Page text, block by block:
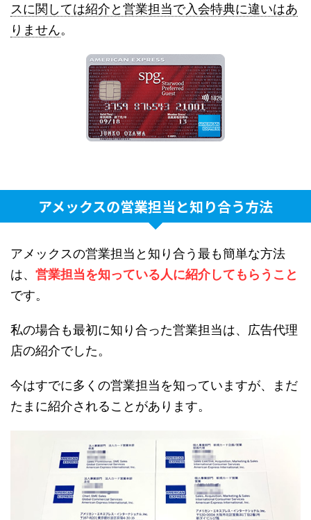
スに関しては紹介と営業担当で入会特典に違いはあ
りません。
アメックスの営業担当と知り合う方法
アメックスの営業担当と知り合う最も簡単な方法
は、 営業担当を知っている人に紹介してもらうこと
です。
私の場合も最初に知り合った営業担当は、広告代理
店の紹介でした。
今はすでに多くの営業担当を知っていますが、まだ
たまに紹介されることがあります。